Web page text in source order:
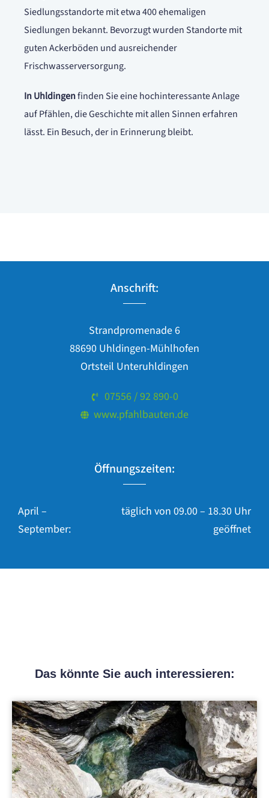
Siedlungsstandorte mit etwa 400 ehemaligen
Siedlungen bekannt. Bevorzugt wurden Standorte mit
guten Ackerböden und ausreichender
Frischwasserversorgung.
In Uhldingenfinden Sie eine hochinteressante Anlage
auf Pfählen, die Geschichte mit allen Sinnen erfahren
lässt. Ein Besuch, der in Erinnerung bleibt.
Anschrift:
Strandpromenade 6
88690 Uhldingen-Mühlhofen
Ortsteil Unteruhldingen
07556 / 92 890-0
www.pfahlbauten.de
Öffnungszeiten:
April –
September:
täglich von 09.00 – 18.30 Uhr
geöffnet
Das könnte Sie auch interessieren: